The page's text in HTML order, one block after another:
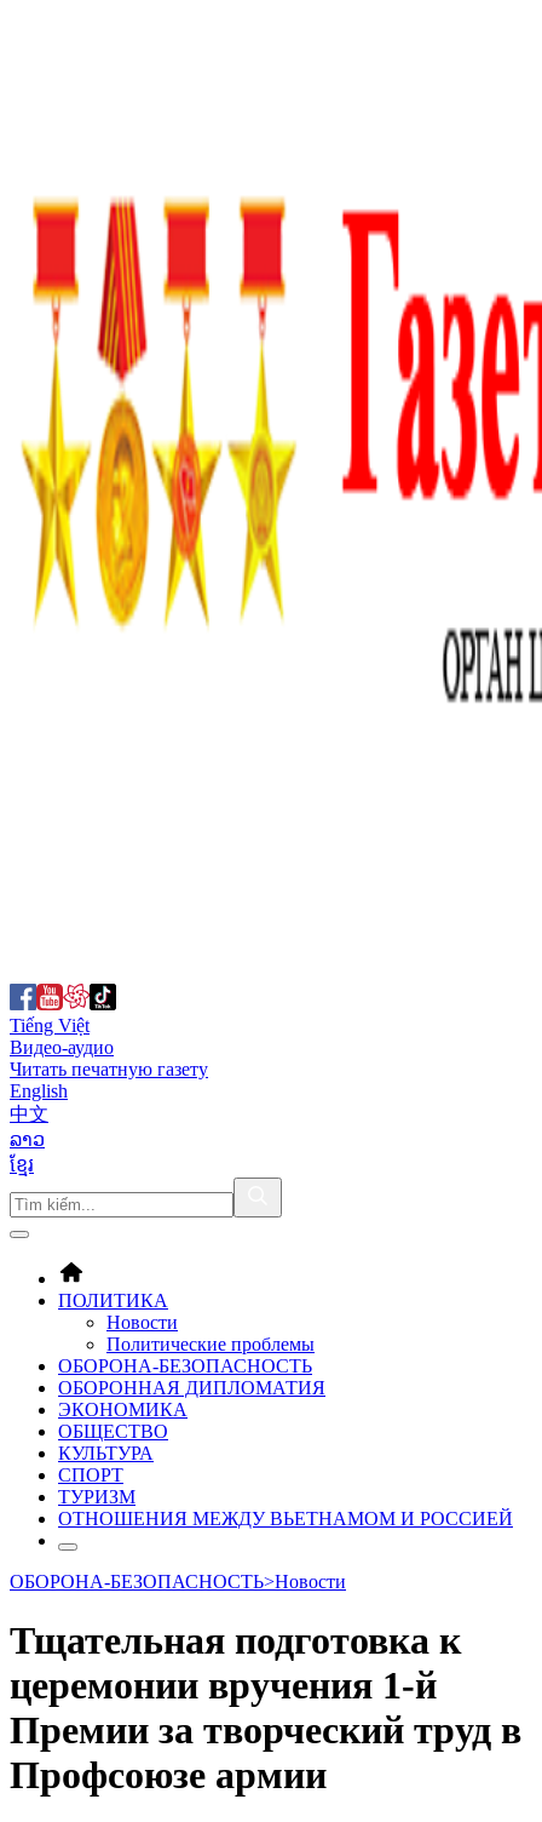
Tiếng Việt
Видео-аудио
Читать печатную газету
English
中文
ລາວ
ខ្មែរ
ПОЛИТИКА
Новости
Политические проблемы
ОБОРОНA-БЕЗОПАСНОСТЬ
ОБОРОННАЯ ДИПЛОМАТИЯ
ЭКОНОМИКА
ОБЩЕСТВО
КУЛЬТУРА
СПОРТ
ТУРИЗМ
ОТНОШЕНИЯ МЕЖДУ ВЬЕТНАМОМ И РОССИЕЙ
ОБОРОНA-БЕЗОПАСНОСТЬ>Новости
Тщательная подготовка к
церемонии вручения 1-й
Премии за творческий труд в
Профсоюзе армии